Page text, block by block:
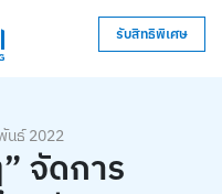
รับสิทธิพิเศษ
นธ์ 2022
จัดการ